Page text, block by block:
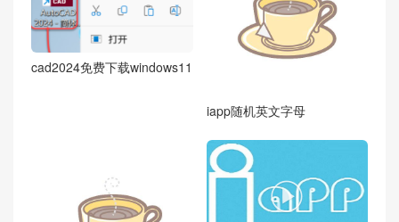
cad2024免费下载windows11
iapp随机英文字母
